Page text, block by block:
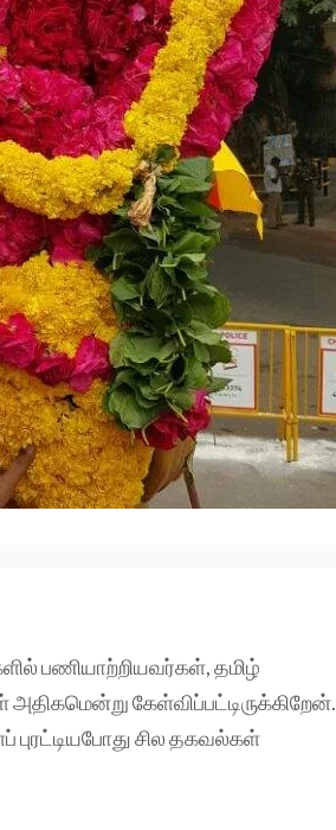
பணியாற்றியவர்கள், தமிழ்
கேள்விப்பட்டிருக்கிறேன்.
சில தகவல்கள்